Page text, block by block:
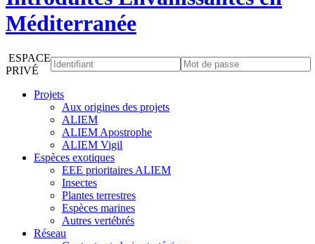
ESPACE
PRIVÉ
Projets
Aux origines des projets
ALIEM
ALIEM Apostrophe
ALIEM Vigil
Espèces exotiques
EEE prioritaires ALIEM
Insectes
Plantes terrestres
Espèces marines
Autres vertébrés
Réseau